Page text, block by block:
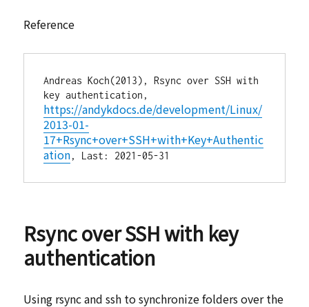
Reference
Andreas Koch(2013), Rsync over SSH with
https://andykdocs.de/development/Linux/
2013-01-
17+Rsync+over+SSH+with+Key+Authentic
ation
Rsync over SSH with key
authentication
Using rsync and ssh to synchronize folders over the